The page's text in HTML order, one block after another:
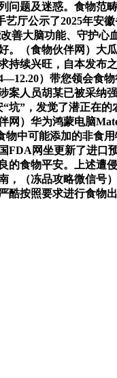
问题及迷惑。食物范
厅公示了2025年安
善大脑功能、守护
（食物伙伴网）大
续兴旺，自本发布
）带您领会食
人员胡某已被采纳
”，发觉了潜正在
）华为鸿蒙电脑
中可能添加的非食
FDA网坐更新了进口
食物平安。上述遭
（冻品攻略微信号
按照要求进行食物